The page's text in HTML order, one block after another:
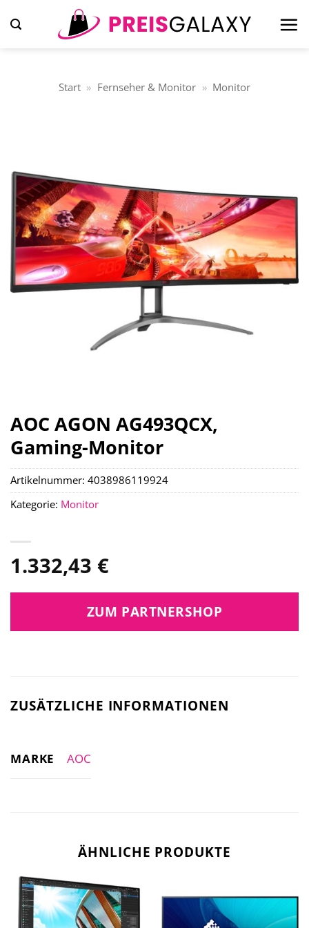
Inhalt
Start » Fernseher & Monitor » Monitor
AOC AGON AG493QCX,
Gaming-Monitor
1.332,43 €
ZUM PARTNERSHOP
Artikelnummer: 4038986119924
Kategorie: Monitor
ZUSÄTZLICHE INFORMATIONEN
MARKE AOC
ÄHNLICHE PRODUKTE